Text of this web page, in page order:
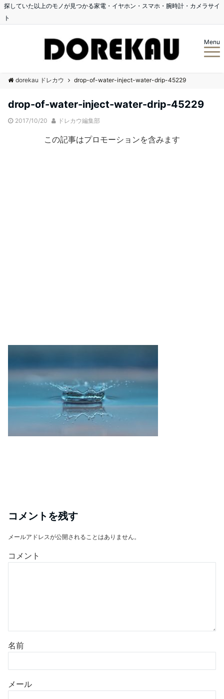
探していた以上のモノが見つかる家電・イヤホン・スマホ・腕時計・カメラサイ
ト
Menu
dorekau ドレカウ drop-of-water-inject-water-drip-45229
drop-of-water-inject-water-drip-45229
2017/10/20 ドレカウ編集部
この記事はプロモーションを含みます
コメントを残す
メールアドレスが公開されることはありません。
コメント
名前
メール